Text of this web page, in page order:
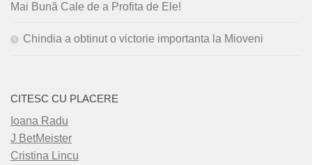
Mai Bună Cale de a Profita de Ele!
Chindia a obtinut o victorie importanta la Mioveni
CITESC CU PLACERE
Ioana Radu
J BetMeister
Cristina Lincu